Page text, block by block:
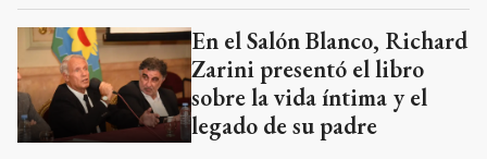
En el Salón Blanco, Richard
Zarini presentó el libro
sobre la vida íntima y el
legado de su padre